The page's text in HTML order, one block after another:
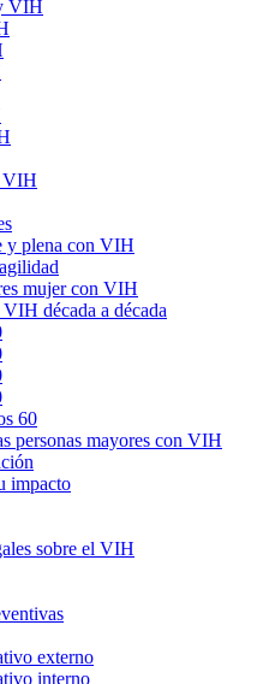
VIH
VIH
y plena con VIH
mujer con VIH
década a década
60
personas mayores con VIH
impacto
sobre el VIH
externo
interno